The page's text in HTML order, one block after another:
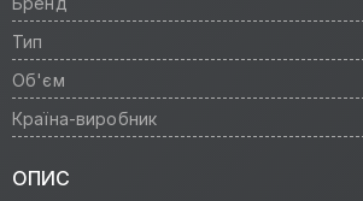
Тип
Об'єм
Країна-виробник
ОПИС